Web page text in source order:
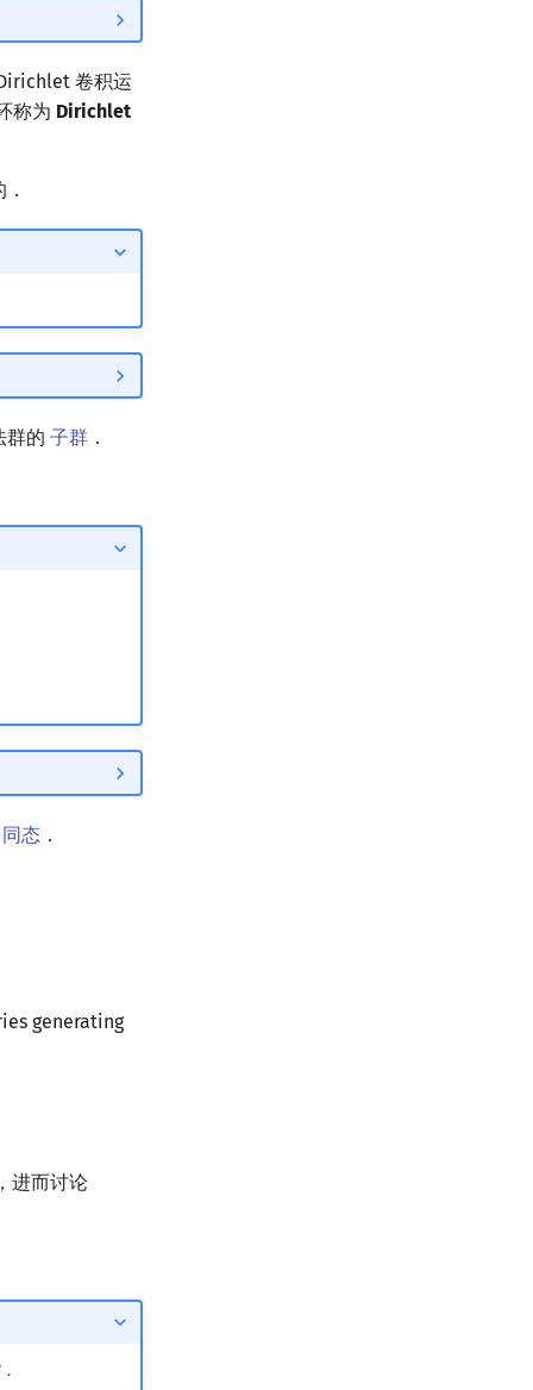
卷积运
称为 Dirichlet
群的 子群 ．
同态．
generating
进而讨论
．